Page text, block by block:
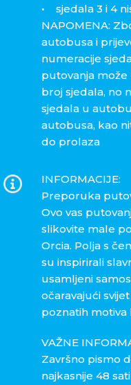
• sjedala 3 i 4
NAPOMENA:
autobusa i
numeracije
putovanja
broj sjedala, no
sjedala u
autobusa, kao
do prolaza
INFORMACIJE:
Preporuka
Ovo vas
slikovite male
Orcia. Polja s
su inspirirali
usamljeni
očaravajući
poznatih motiva
VAŽNE
Završno pismo
najkasnije 48